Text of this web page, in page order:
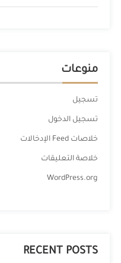
منوعات
تسجيل
تسجيل الدخول
خلاصات Feed الإدخالات
خلاصة التعليقات
WordPress.org
RECENT POSTS